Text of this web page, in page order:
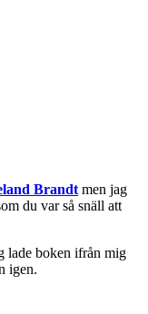
Brandt men jag
du var så snäll att
lade boken ifrån mig
igen.